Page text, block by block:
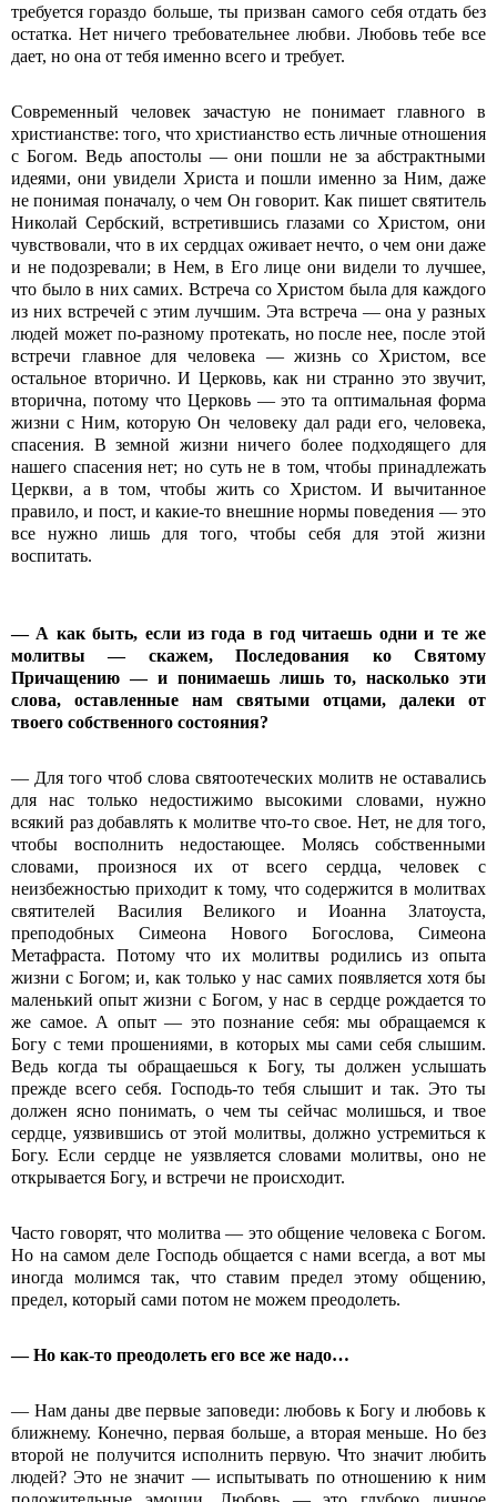
требуется гораздо больше, ты призван самого себя отдать без
остатка. Нет ничего требовательнее любви. Любовь тебе все
дает, но она от тебя именно всего и требует.
Современный человек зачастую не понимает главного в
христианстве: того, что христианство есть личные отношения
с Богом. Ведь апостолы — они пошли не за абстрактными
идеями, они увидели Христа и пошли именно за Ним, даже
не понимая поначалу, о чем Он говорит. Как пишет святитель
Николай Сербский, встретившись глазами со Христом, они
чувствовали, что в их сердцах оживает нечто, о чем они даже
и не подозревали; в Нем, в Его лице они видели то лучшее,
что было в них самих. Встреча со Христом была для каждого
из них встречей с этим лучшим. Эта встреча — она у разных
людей может по-разному протекать, но после нее, после этой
встречи главное для человека — жизнь со Христом, все
остальное вторично. И Церковь, как ни странно это звучит,
вторична, потому что Церковь — это та оптимальная форма
жизни с Ним, которую Он человеку дал ради его, человека,
спасения. В земной жизни ничего более подходящего для
нашего спасения нет; но суть не в том, чтобы принадлежать
Церкви, а в том, чтобы жить со Христом. И вычитанное
правило, и пост, и какие-то внешние нормы поведения — это
все нужно лишь для того, чтобы себя для этой жизни
воспитать.
— А как быть, если из года в год читаешь одни и те же
молитвы — скажем, Последования ко Святому
Причащению — и понимаешь лишь то, насколько эти
слова, оставленные нам святыми отцами, далеки от
твоего собственного состояния?
— Для того чтоб слова святоотеческих молитв не оставались
для нас только недостижимо высокими словами, нужно
всякий раз добавлять к молитве что-то свое. Нет, не для того,
чтобы восполнить недостающее. Молясь собственными
словами, произнося их от всего сердца, человек с
неизбежностью приходит к тому, что содержится в молитвах
святителей Василия Великого и Иоанна Златоуста,
преподобных Симеона Нового Богослова, Симеона
Метафраста. Потому что их молитвы родились из опыта
жизни с Богом; и, как только у нас самих появляется хотя бы
маленький опыт жизни с Богом, у нас в сердце рождается то
же самое. А опыт — это познание себя: мы обращаемся к
Богу с теми прошениями, в которых мы сами себя слышим.
Ведь когда ты обращаешься к Богу, ты должен услышать
прежде всего себя. Господь-то тебя слышит и так. Это ты
должен ясно понимать, о чем ты сейчас молишься, и твое
сердце, уязвившись от этой молитвы, должно устремиться к
Богу. Если сердце не уязвляется словами молитвы, оно не
открывается Богу, и встречи не происходит.
Часто говорят, что молитва — это общение человека с Богом.
Но на самом деле Господь общается с нами всегда, а вот мы
иногда молимся так, что ставим предел этому общению,
предел, который сами потом не можем преодолеть.
— Но как-то преодолеть его все же надо…
— Нам даны две первые заповеди: любовь к Богу и любовь к
ближнему. Конечно, первая больше, а вторая меньше. Но без
второй не получится исполнить первую. Что значит любить
людей? Это не значит — испытывать по отношению к ним